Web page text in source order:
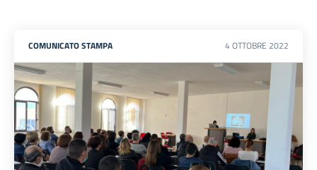
COMUNICATO STAMPA 4 OTTOBRE 2022